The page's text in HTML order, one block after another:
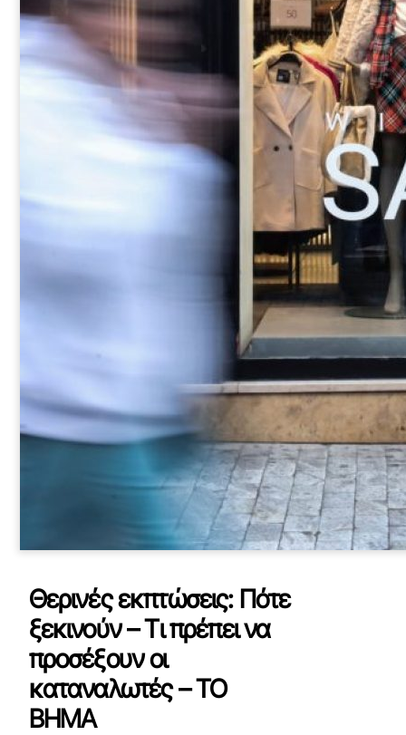
Θερινές εκπτώσεις: Πότε
ξεκινούν – Τι πρέπει να
προσέξουν οι
καταναλωτές – ΤΟ
ΒΗΜΑ